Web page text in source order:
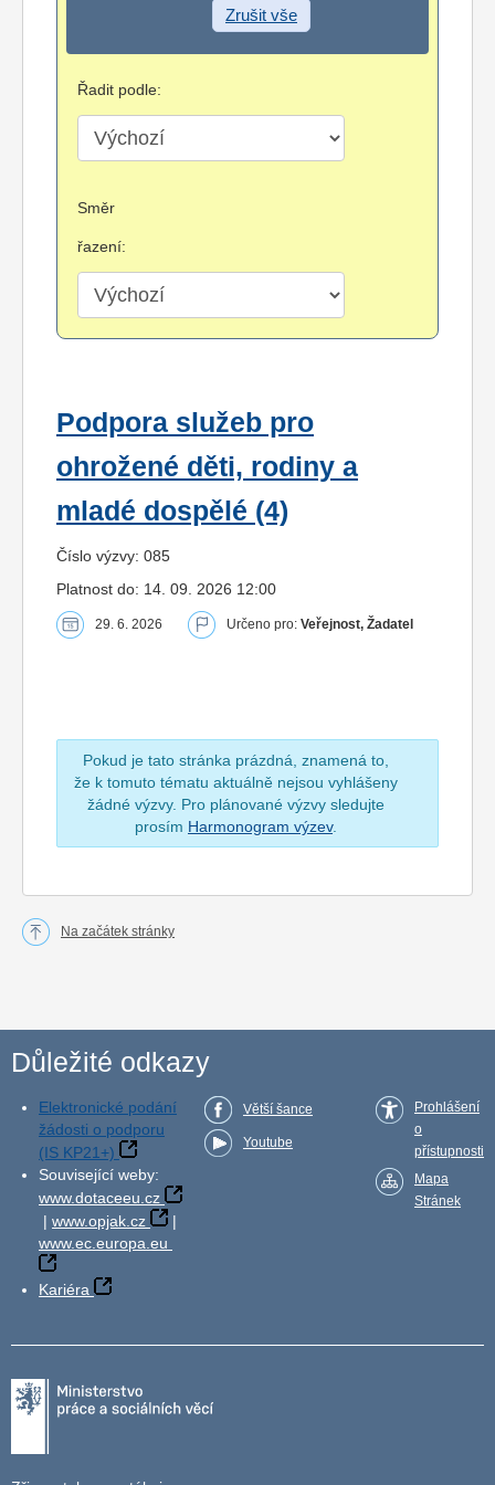
Zrušit vše
Řadit podle:
Směr
řazení:
Podpora služeb pro
ohrožené děti, rodiny a
mladé dospělé (4)
Číslo výzvy: 085
Platnost do: 14. 09. 2026 12:00
29. 6. 2026 Určeno pro: Veřejnost, Žadatel
Pokud je tato stránka prázdná, znamená to,
že k tomuto tématu aktuálně nejsou vyhlášeny
žádné výzvy. Pro plánované výzvy sledujte
prosím Harmonogram výzev.
Na začátek stránky
Důležité odkazy
Elektronické podání
žádosti o podporu
(IS KP21+)
Související weby:
www.dotaceeu.cz
| www.opjak.cz
|
www.ec.europa.eu
Kariéra
Větší šance
Youtube
Prohlášení
o
přístupnosti
Mapa
Stránek